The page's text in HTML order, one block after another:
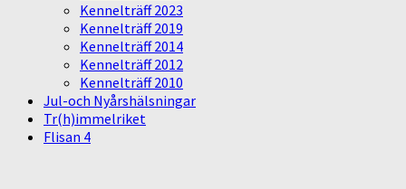
Kennelträff 2023
Kennelträff 2019
Kennelträff 2014
Kennelträff 2012
Kennelträff 2010
Jul-och Nyårshälsningar
Tr(h)immelriket
Flisan 4